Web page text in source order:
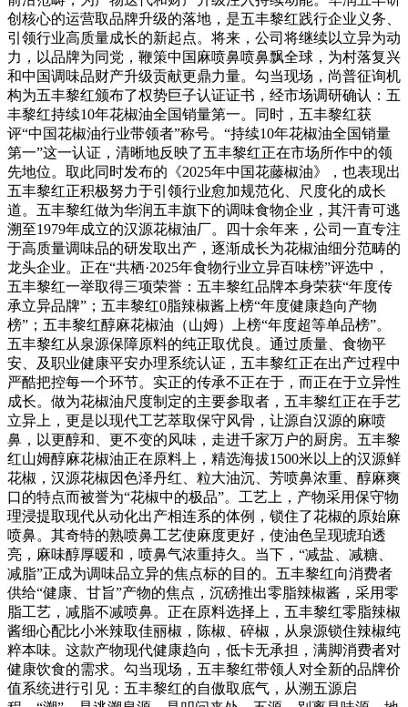
创核心的运营取品牌升级的落地，是五丰黎红践行企业义务、
引领行业高质量成长的新起点。将来，公司将继续以立异为动
力，以品牌为同党，鞭策中国麻喷鼻喷鼻飘全球，为村落复兴
和中国调味品财产升级贡献更鼎力量。勾当现场，尚普征询机
构为五丰黎红颁布了权势巨子认证证书，经市场调研确认：五
丰黎红持续10年花椒油全国销量第一。同时，五丰黎红获
评“中国花椒油行业带领者”称号。“持续10年花椒油全国销量
第一”这一认证，清晰地反映了五丰黎红正在市场所作中的领
先地位。取此同时发布的《2025年中国花藤椒油》，也表现出
五丰黎红正积极努力于引领行业愈加规范化、尺度化的成长
道。五丰黎红做为华润五丰旗下的调味食物企业，其汗青可逃
溯至1979年成立的汉源花椒油厂。四十余年来，公司一直专注
于高质量调味品的研发取出产，逐渐成长为花椒油细分范畴的
龙头企业。正在“共栖·2025年食物行业立异百味榜”评选中，
五丰黎红一举取得三项荣誉：五丰黎红品牌本身荣获“年度传
承立异品牌”；五丰黎红0脂辣椒酱上榜“年度健康趋向产物
榜”；五丰黎红醇麻花椒油（山姆）上榜“年度超等单品榜”。
五丰黎红从泉源保障原料的纯正取优良。通过质量、食物平
安、及职业健康平安办理系统认证，五丰黎红正在出产过程中
严酷把控每一个环节。实正的传承不正在于，而正在于立异性
成长。做为花椒油尺度制定的主要参取者，五丰黎红正在手艺
立异上，更是以现代工艺萃取保守风骨，让源自汉源的麻喷
鼻，以更醇和、更不变的风味，走进千家万户的厨房。五丰黎
红山姆醇麻花椒油正在原料上，精选海拔1500米以上的汉源鲜
花椒，汉源花椒因色泽丹红、粒大油沉、芳喷鼻浓重、醇麻爽
口的特点而被誉为“花椒中的极品”。工艺上，产物采用保守物
理浸提取现代从动化出产相连系的体例，锁住了花椒的原始麻
喷鼻。其奇特的熟喷鼻工艺使麻度更好，使油色呈现琥珀透
亮，麻味醇厚暖和，喷鼻气浓重持久。当下，“减盐、减糖、
减脂”正成为调味品立异的焦点标的目的。五丰黎红向消费者
供给“健康、甘旨”产物的焦点，沉磅推出零脂辣椒酱，采用零
脂工艺，减脂不减喷鼻。正在原料选择上，五丰黎红零脂辣椒
酱细心配比小米辣取佳丽椒，陈椒、碎椒，从泉源锁住辣椒纯
粹本味。这款产物现代健康趋向，低卡无承担，满脚消费者对
健康饮食的需求。勾当现场，五丰黎红带领人对全新的品牌价
值系统进行引见：五丰黎红的自傲取底气，从溯五源启